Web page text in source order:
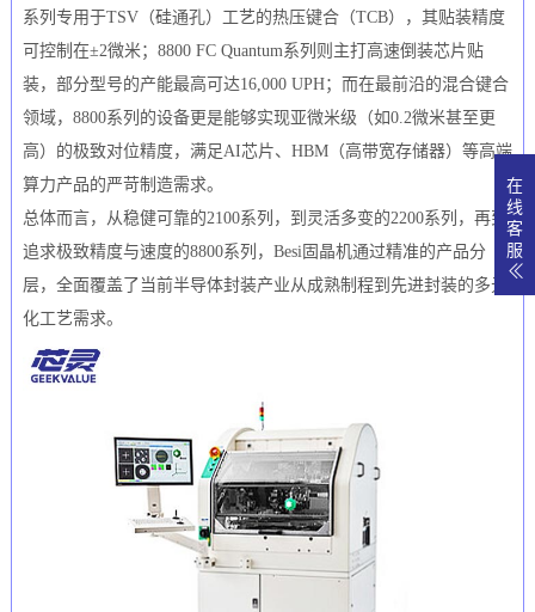
系列专用于TSV（硅通孔）工艺的热压键合（TCB），其贴装精度
可控制在±2微米；8800 FC Quantum系列则主打高速倒装芯片贴
装，部分型号的产能最高可达16,000 UPH；而在最前沿的混合键合
领域，8800系列的设备更是能够实现亚微米级（如0.2微米甚至更
高）的极致对位精度，满足AI芯片、HBM（高带宽存储器）等高端
算力产品的严苛制造需求。
总体而言，从稳健可靠的2100系列，到灵活多变的2200系列，再到
追求极致精度与速度的8800系列，Besi固晶机通过精准的产品分
层，全面覆盖了当前半导体封装产业从成熟制程到先进封装的多元
化工艺需求。
在
线
客
服